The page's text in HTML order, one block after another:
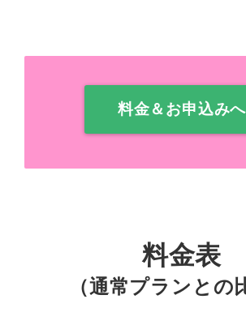
料金＆お申込みへ
料金表
（通常プランとの